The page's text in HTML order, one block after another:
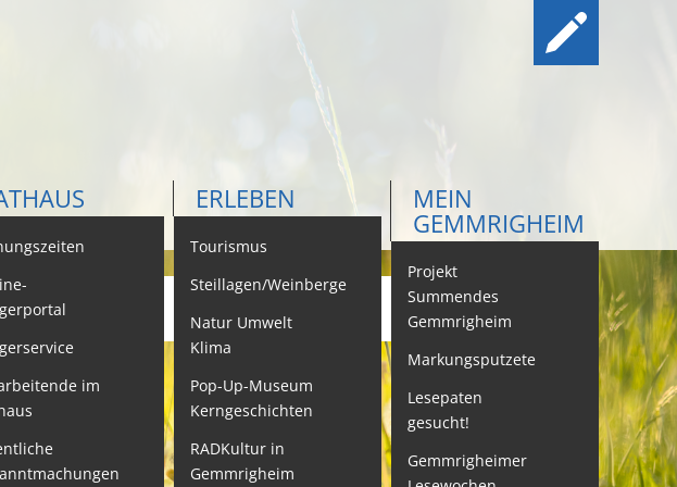
Kontakt
Behördenwegweiser
Lebenslagen
Leistungen -
Service BW
im
ERLEBEN
Tourismus
Steillagen/Weinberge
Natur Umwelt
Klima
Pop-Up-Museum
Kerngeschichten
RADKultur in
Gemmrigheim
MEIN
GEMMRIGHEIM
Projekt
Summendes
Gemmrigheim
Markungsputzete
Lesepaten
gesucht!
Gemmrigheimer